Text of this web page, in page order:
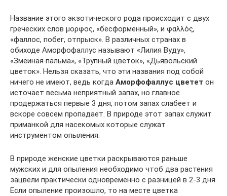
Название этого экзотического рода происходит с двух
греческих слов μορφος, «бесформенный», и φαλλός,
«фаллос, побег, отпрыск». В различных странах в
обиходе Аморфофаллус называют «Лилия Вуду»,
«Змеиная пальма», «Трупный цветок», «Дьявольский
цветок». Нельзя сказать, что эти названия под собой
ничего не имеют, ведь когда Аморфофаллус цветет он
источает весьма неприятный запах, но главное
продержаться первые 3 дня, потом запах слабеет и
вскоре совсем пропадает. В природе этот запах служит
приманкой для насекомых которые служат
инструментом опыления.
В природе женские цветки раскрываются раньше
мужских и для опыления необходимо чтоб два растения
зацвели практически одновременно с разницей в 2-3 дня.
Если опыление произошло, то на месте цветка